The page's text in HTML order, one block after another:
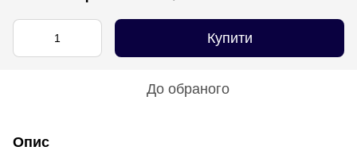
Купити
До обраного
Опис